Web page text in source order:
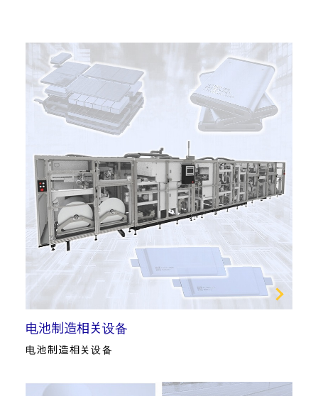
电池制造相关设备
电池制造相关设备